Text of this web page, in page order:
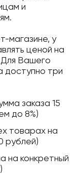
и
магазине, у
ценой на
Вашего
доступно три
заказа 15
до 8%)
товарах на
рублей)
на конкретный